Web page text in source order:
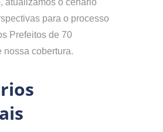
atualizamos o cenário
para o processo
Prefeitos de 70
nossa cobertura.